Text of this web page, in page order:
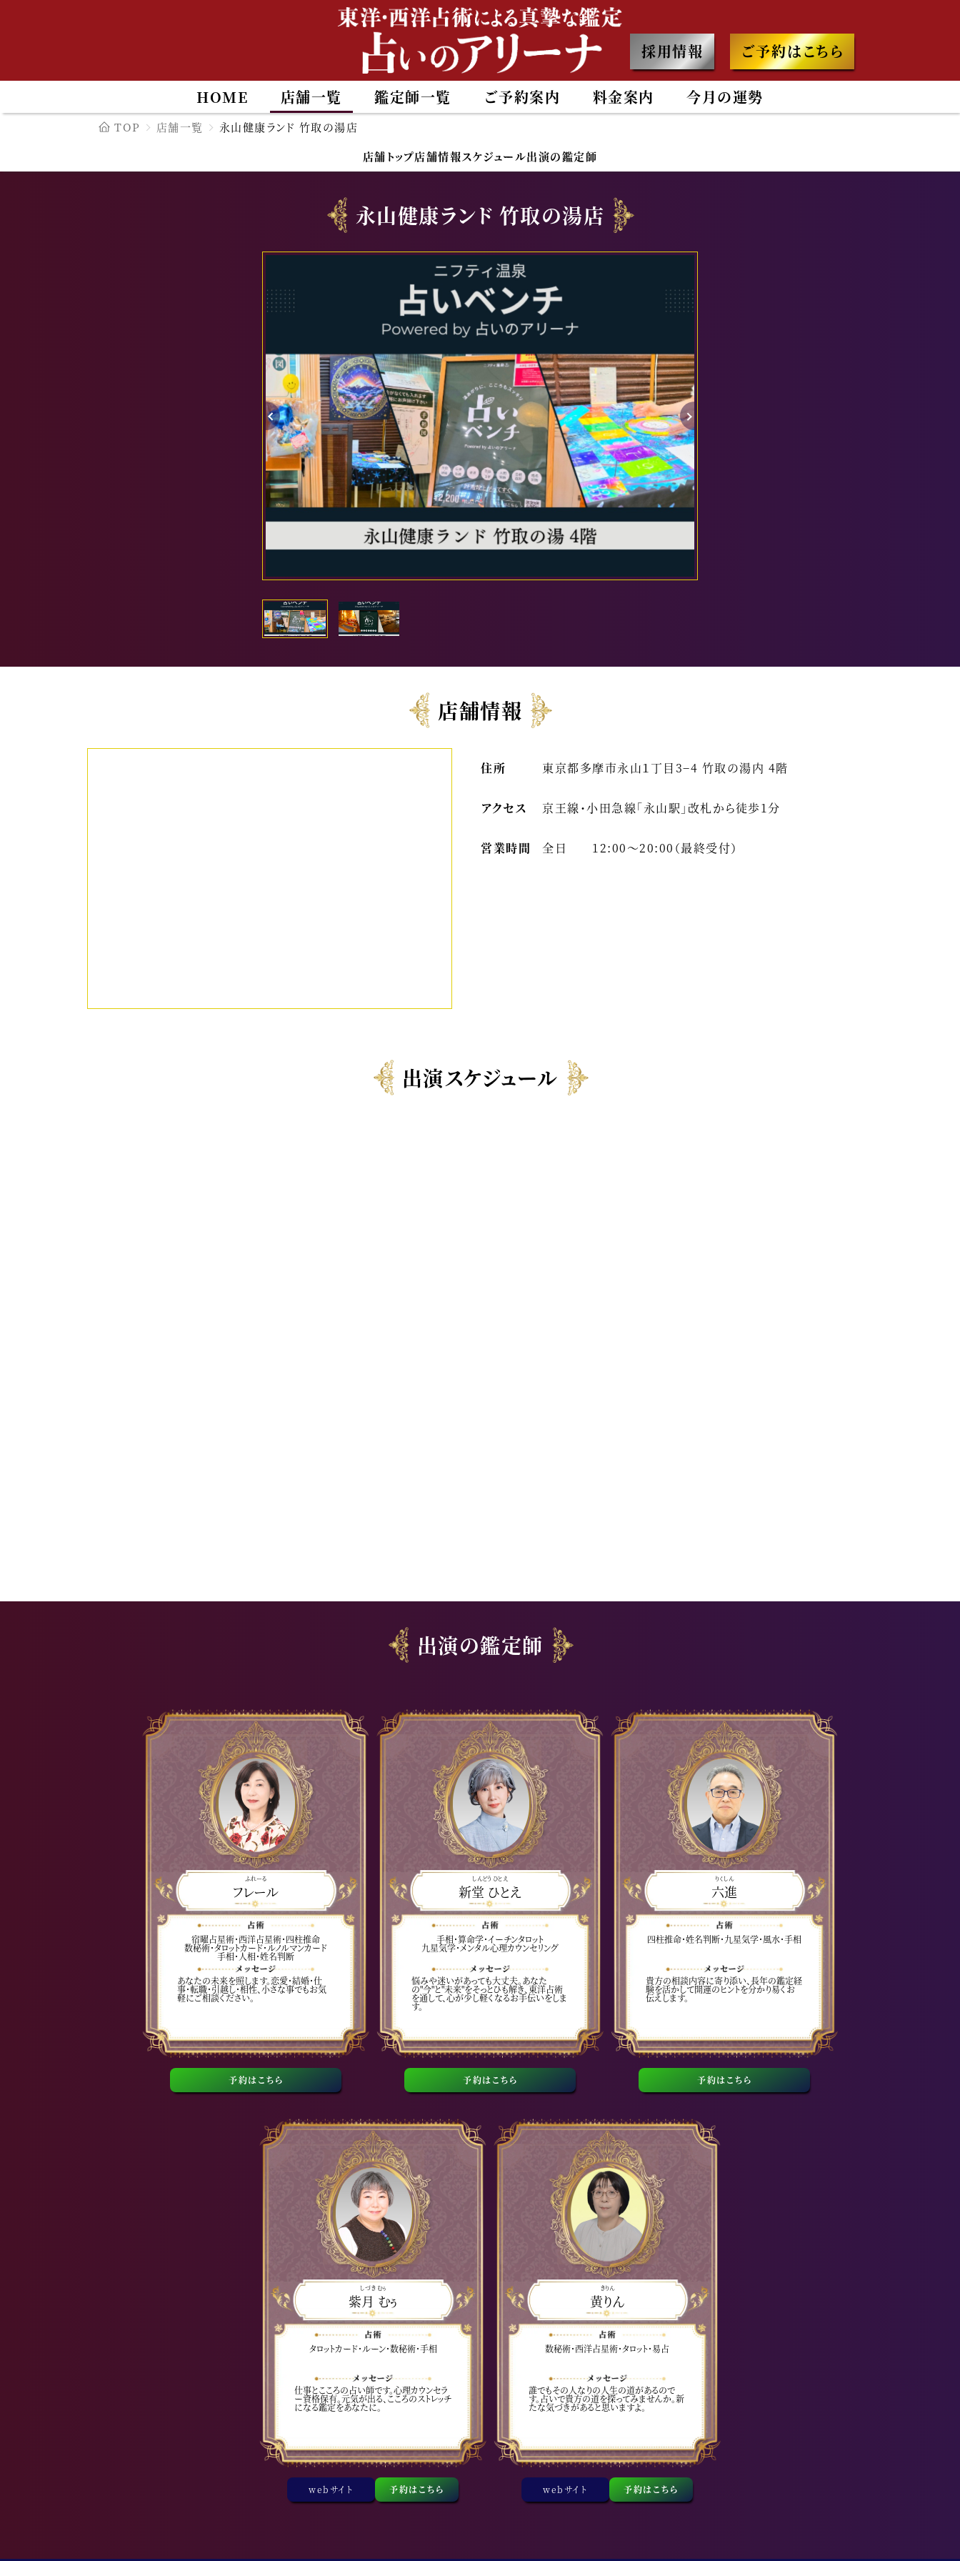
採用情報 ご予約はこちら
HOME 店舗一覧 鑑定師一覧 ご予約案内 料金案内 今月の運勢
TOP 店舗一覧
永山健康ランド 竹取の湯店
店舗トップ店舗情報スケジュール出演の鑑定師
永山健康ランド 竹取の湯店
店舗情報
住所 東京都多摩市永山１丁目3−4 竹取の湯内 4階
アクセス 京王線・小田急線「永山駅」改札から徒歩1分
営業時間 全日 12:00～20:00（最終受付）
出演スケジュール
出演の鑑定師
ふれーる
フレール
宿曜占星術・西洋占星術・四柱推命
数秘術・タロットカード・ルノルマンカード
手相・人相・姓名判断
あなたの未来を照します。恋愛・結婚・仕
事・転職・引越し・相性、小さな事でもお気
軽にご相談ください。
予約はこちら
しんどう ひとえ
新堂 ひとえ
手相・算命学・イーチンタロット
九星気学・メンタル心理カウンセリング
悩みや迷いがあっても大丈夫。あなた
の"今"と"未来"をそっとひも解き、東洋占術
を通して、心が少し軽くなるお手伝いをしま
す。
予約はこちら
りくしん
六進
四柱推命・姓名判断・九星気学・風水・手相
貴方の相談内容に寄り添い、長年の鑑定経
験を活かして開運のヒントを分かり易くお
伝えします。
予約はこちら
しづき むぅ
紫月 むぅ
タロットカード・ルーン・数秘術・手相
仕事とこころの占い師です。心理カウンセラ
ー資格保有。元気が出る、こころのストレッチ
になる鑑定をあなたに。
webサイト 予約はこちら
きりん
黄りん
数秘術・西洋占星術・タロット・易占
誰でもその人なりの人生の道があるので
す。占いで貴方の道を探ってみませんか。新
たな気づきがあると思いますよ。
webサイト 予約はこちら